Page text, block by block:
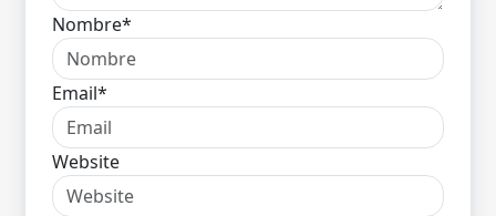
Nombre*
Email*
Website